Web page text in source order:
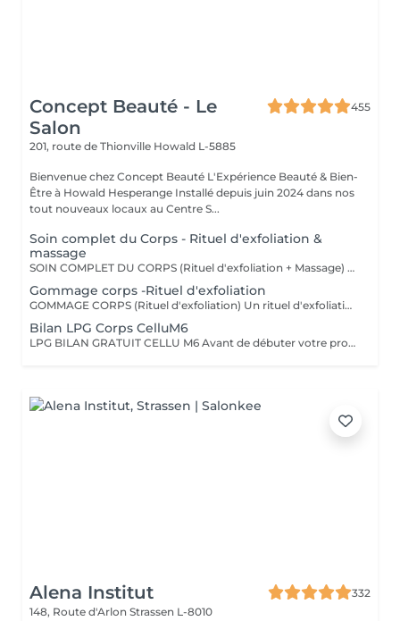
Concept Beauté - Le
Salon
455
201, route de Thionville Howald L-5885
Bienvenue chez Concept Beauté L'Expérience Beauté & Bien-
Être à Howald Hesperange Installé depuis juin 2024 dans nos
tout nouveaux locaux au Centre S...
Soin complet du Corps - Rituel d'exfoliation &
massage
SOIN COMPLET DU CORPS (Rituel d'exfoliation + Massage) Un soin divin combinant un gommage doux et un massage relaxant pour une peau sublimée et un corps détendu. L'exfoliation, réalisée avec le Body Strategist Scrub de Comfort Zone, élimine les cellules mortes, affine le grain de peau et prépare à l'absorption des actifs hydratants. Le massage qui suit nourrit et apaise la peau grâce aux textures veloutées et aux actifs régénérants des huiles de soin Comfort Zone, pour une sensation de bien-être absolu.
Gommage corps -Rituel d'exfoliation
GOMMAGE CORPS (Rituel d'exfoliation) Un rituel d'exfoliation délicat qui débarrasse la peau des impuretés et cellules mortes pour la laisser incroyablement douce et lumineuse. Nous utilisons le Body Strategist Scrub de Comfort Zone, un gommage aux particules naturelles qui stimule la microcirculation et révèle l'éclat de votre peau. Idéal avant un massage, un soin hydratant ou pour préparer la peau au bronzage.
Bilan LPG Corps CelluM6
LPG BILAN GRATUIT CELLU M6 Avant de débuter votre programme LPG, nous vous offrons un bilan personnalisé. Cette séance permet d'analyser votre peau, d'évaluer vos besoins et de définir ensemble le protocole le plus adapté à vos objectifs (fermeté, cellulite, drainage, remodelage). Grâce à la technologie brevetée LPG Endermologie, nous vous conseillons un programme sur-mesure pour optimiser vos résultats dès la première séance. Un accompagnement exclusif : En plus de votre programme LPG, bénéficiez des conseils d'une professionnelle, coach en nutrition et bien-être, pour des résultats optimisés et durables. Un suivi global pour retrouver une silhouette harmonieuse et une meilleure vitalité ! Le Lipomassage est une technique issu de l'endermologie ,c'est la solution aux problèmes de cellulite, de graisses localisées et de relachement cutané. Cellu M6 combine trois efets majeurs: - Le destockage : il active la lipolyse et stimule les adipocytes déclenchant la libération des graisses - Le raffermissement : il stimule les fibroblastes pour générer collagène et élastine - Le rescultage : il décloisonne les amas graisseux et agit sur les septas ( aspect capitons )
Alena Institut
332
148, Route d'Arlon Strassen L-8010